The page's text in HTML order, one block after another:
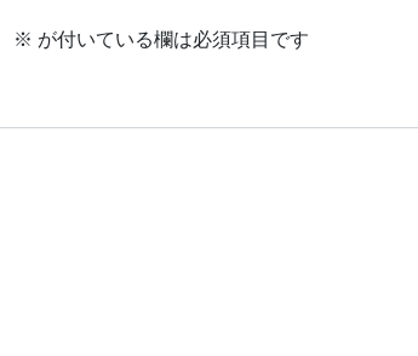
※ が付いている欄は必須項目です